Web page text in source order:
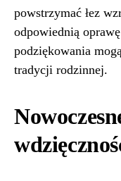
powstrzymać łez
odpowiednią
podziękowania
tradycji rodzinnej.